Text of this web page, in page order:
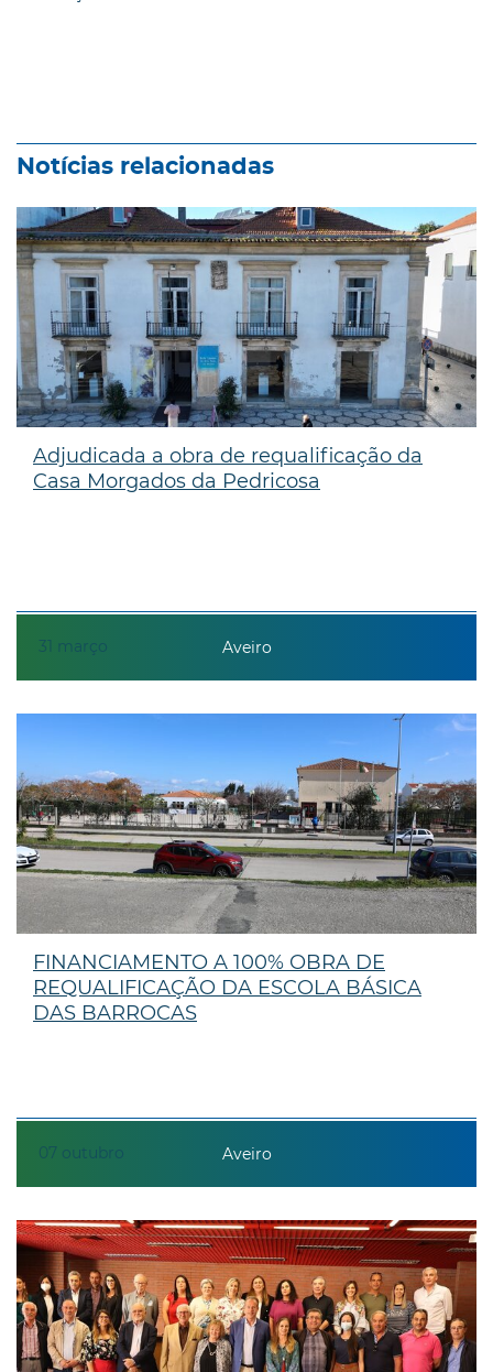
Notícias relacionadas
31 março
Adjudicada a obra de requalificação da
Casa Morgados da Pedricosa
Aveiro
07 outubro
FINANCIAMENTO A 100% OBRA DE
REQUALIFICAÇÃO DA ESCOLA BÁSICA
DAS BARROCAS
Aveiro